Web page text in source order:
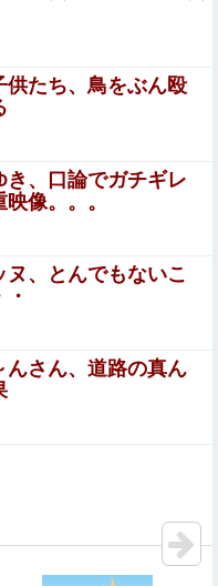
るｗｗｗｗｗ
バーツーになった結果
めた女は気色悪いとか
は素直なんだな！週刊
しろ！」⇒ 日本の男子
ト発射装置で撃墜する
するんだが？
生配信中に自傷行為。
い。私は元キャバ嬢で
供たち、鳥をぶん殴
き、口論でガチギレ
像。。。
ヌ、とんでもないこ
んさん、道路の真ん